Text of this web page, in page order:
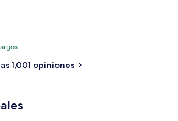
y su terraza en la azotea. También están
renta de equipos de ski y clases de ski. A
el personal amable.
1,001 opiniones